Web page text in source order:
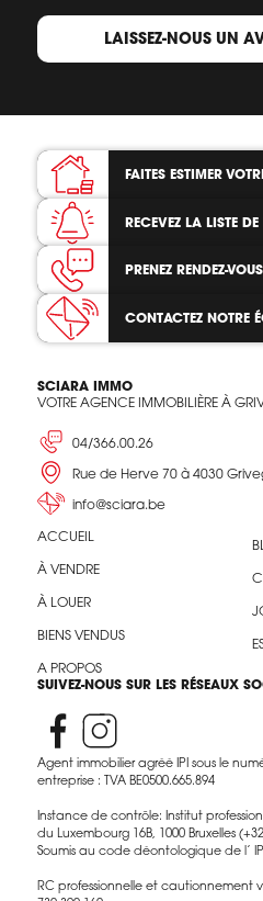
LAISSEZ-NOUS UN
FAITES ESTIMER
RECEVEZ LA LISTE DE
PRENEZ RENDEZ-VOUS
CONTACTEZ NOTRE
SCIARA IMMO
VOTRE AGENCE IMMOBILIÈRE À
04/366.00.26
Rue de Herve 70 à 4030
info@sciara.be
ACCUEIL
À VENDRE
À LOUER
BIENS VENDUS
A PROPOS
SUIVEZ-NOUS SUR LES RÉSEAUX
Agent immobilier agréé IPI sous le
entreprise : TVA BE0500.665.894
Instance de contrôle: Institut
du Luxembourg 16B, 1000 Bruxelles
Soumis au code déontologique de l’
RC professionnelle et cautionnement